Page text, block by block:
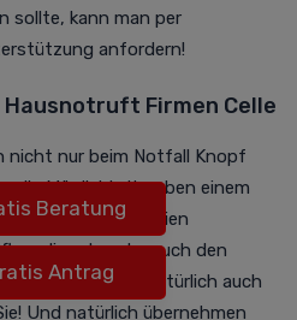
sollte, kann man per
anfordern!
Firmen Celle
nicht nur beim Notfall Knopf
die Möglichkeit neben einem
den barrierefreien
oder auch den
einzurichten - natürlich auch
Und natürlich übernehmen
Beratung
Antrag